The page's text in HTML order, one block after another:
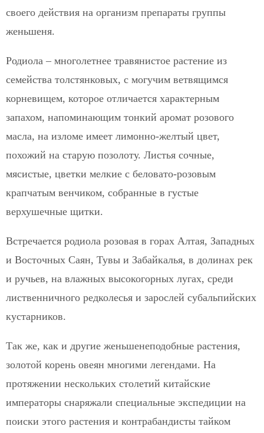
своего действия на организм препараты группы
женьшеня.
Родиола – многолетнее травянистое растение из
семейства толстянковых, с могучим ветвящимся
корневищем, которое отличается характерным
запахом, напоминающим тонкий аромат розового
масла, на изломе имеет лимонно-желтый цвет,
похожий на старую позолоту. Листья сочные,
мясистые, цветки мелкие с беловато-розовым
крапчатым венчиком, собранные в густые
верхушечные щитки.
Встречается родиола розовая в горах Алтая, Западных
и Восточных Саян, Тувы и Забайкалья, в долинах рек
и ручьев, на влажных высокогорных лугах, среди
лиственничного редколесья и зарослей субальпийских
кустарников.
Так же, как и другие женьшенеподобные растения,
золотой корень овеян многими легендами. На
протяжении нескольких столетий китайские
императоры снаряжали специальные экспедиции на
поиски этого растения и контрабандисты тайком